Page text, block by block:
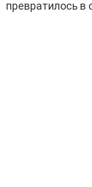
превратилось